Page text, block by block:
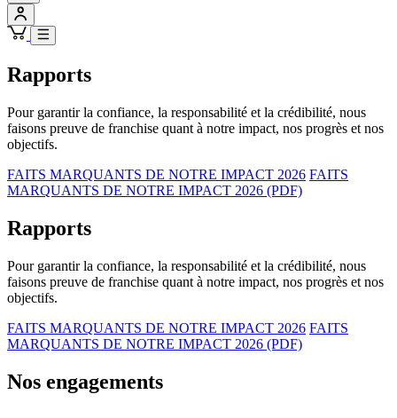
Rapports
Pour garantir la confiance, la responsabilité et la crédibilité, nous
faisons preuve de franchise quant à notre impact, nos progrès et nos
objectifs.
FAITS MARQUANTS DE NOTRE IMPACT 2026 FAITS
MARQUANTS DE NOTRE IMPACT 2026 (PDF)
Rapports
Pour garantir la confiance, la responsabilité et la crédibilité, nous
faisons preuve de franchise quant à notre impact, nos progrès et nos
objectifs.
FAITS MARQUANTS DE NOTRE IMPACT 2026 FAITS
MARQUANTS DE NOTRE IMPACT 2026 (PDF)
Nos engagements